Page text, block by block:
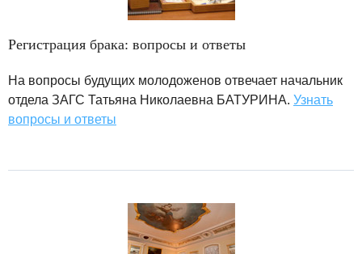
Регистрация брака: вопросы и ответы
На вопросы будущих молодоженов отвечает начальник
отдела ЗАГС Татьяна Николаевна БАТУРИНА. Узнать
вопросы и ответы